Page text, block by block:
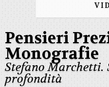
Pensieri
Monografie
Stefano Marchetti.
profondità